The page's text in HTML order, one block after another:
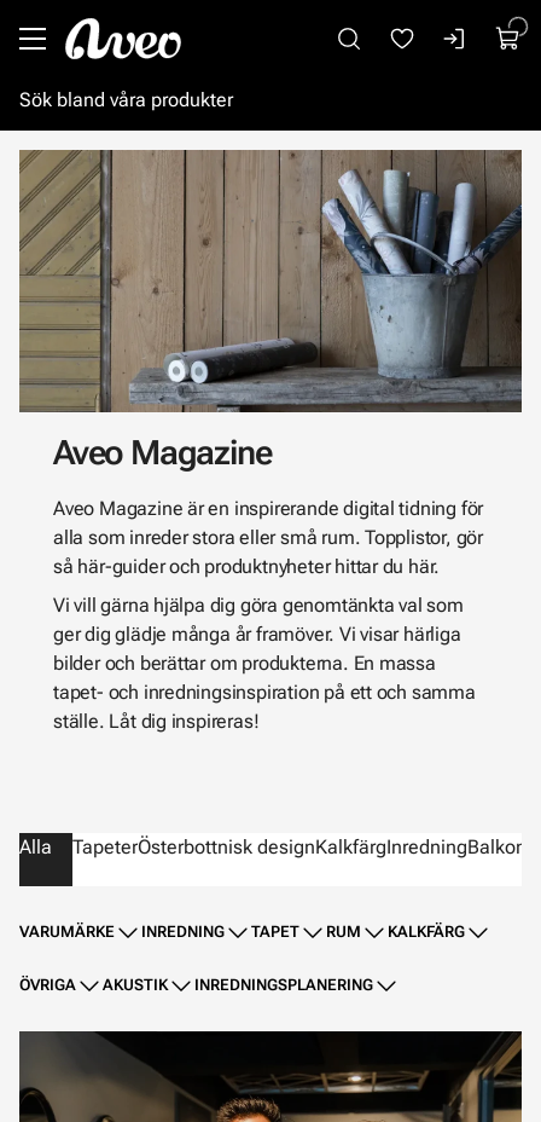
Aveo Magazine
Aveo Magazine är en inspirerande digital tidning för
alla som inreder stora eller små rum. Topplistor, gör
så här-guider och produktnyheter hittar du här.
Vi vill gärna hjälpa dig göra genomtänkta val som
ger dig glädje många år framöver. Vi visar härliga
bilder och berättar om produkterna. En massa
tapet- och inredningsinspiration på ett och samma
ställe. Låt dig inspireras!
Alla TapeterÖsterbottnisk designKalkfärgInredning
VARUMÄRKE INREDNING TAPET RUM KALKFÄRG
ÖVRIGA AKUSTIK INREDNINGSPLANERING